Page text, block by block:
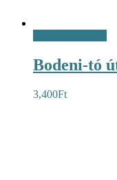
Bodeni-tó
3,400Ft